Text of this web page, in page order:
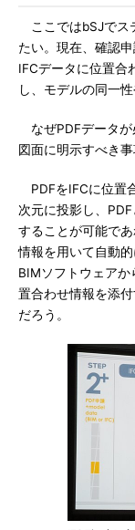
ここではbSJでス
たい。現在、確認
IFCデータに位置合
し、モデルの同一
なぜPDFデータが
図面に明示すべき
PDFをIFCに位置
次元に投影し、
することが可能で
情報を用いて自動
BIMソフトウェア
置合わせ情報を添
だろう。